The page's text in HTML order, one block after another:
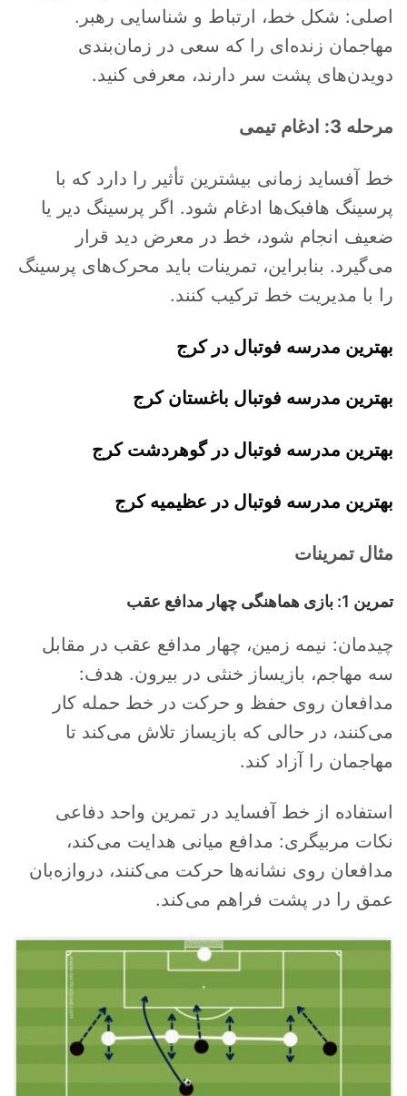
اصلی: شکل خط، ارتباط و شناسایی رهبر.
مهاجمان زنده‌ای را که سعی در زمان‌بندی
دویدن‌های پشت سر دارند، معرفی کنید.
مرحله 3: ادغام تیمی
خط آفساید زمانی بیشترین تأثیر را دارد که با
پرسینگ هافبک‌ها ادغام شود. اگر پرسینگ دیر یا
ضعیف انجام شود، خط در معرض دید قرار
می‌گیرد. بنابراین، تمرینات باید محرک‌های پرسینگ
را با مدیریت خط ترکیب کنند.
بهترین مدرسه فوتبال در کرج
بهترین مدرسه فوتبال باغستان کرج
بهترین مدرسه فوتبال در گوهردشت کرج
بهترین مدرسه فوتبال در عظیمیه کرج
مثال تمرینات
تمرین 1: بازی هماهنگی چهار مدافع عقب
چیدمان: نیمه زمین، چهار مدافع عقب در مقابل
سه مهاجم، بازیساز خنثی در بیرون. هدف:
مدافعان روی حفظ و حرکت در خط حمله کار
می‌کنند، در حالی که بازیساز تلاش می‌کند تا
مهاجمان را آزاد کند.
استفاده از خط آفساید در تمرین واحد دفاعی
نکات مربیگری: مدافع میانی هدایت می‌کند،
مدافعان روی نشانه‌ها حرکت می‌کنند، دروازه‌بان
عمق را در پشت فراهم می‌کند.